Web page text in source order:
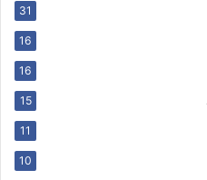
31
16
16
15
11
10